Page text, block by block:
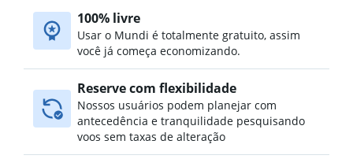
100% livre
Usar o Mundi é totalmente gratuito, assim
você já começa economizando.
Reserve com flexibilidade
Nossos usuários podem planejar com
antecedência e tranquilidade pesquisando
voos sem taxas de alteração